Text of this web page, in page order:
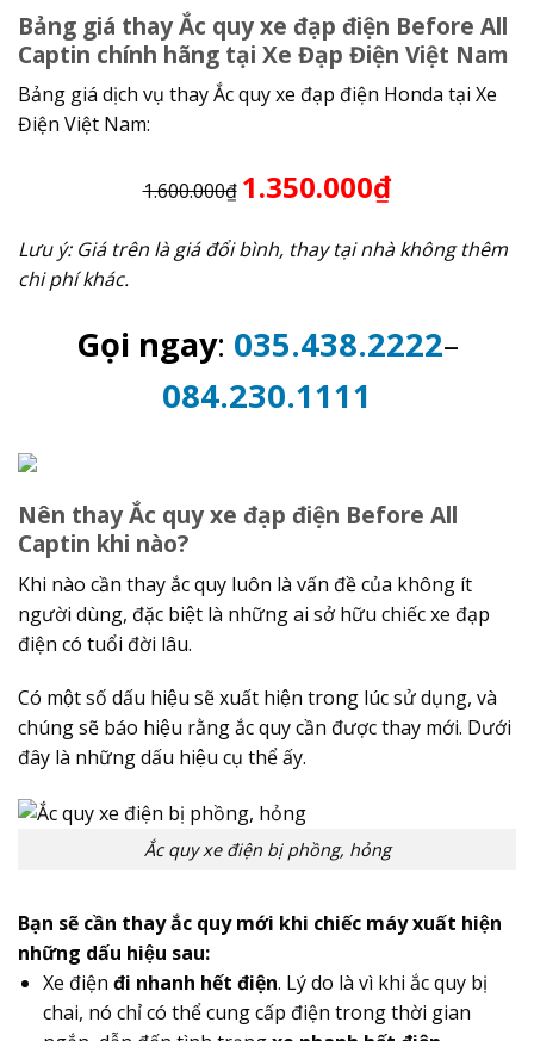
Bảng giá thay Ắc quy xe đạp điện Before All
Captin chính hãng tại Xe Đạp Điện Việt Nam
Bảng giá dịch vụ thay Ắc quy xe đạp điện Honda tại Xe
Điện Việt Nam:
1.600.000₫ 1.350.000₫
Lưu ý: Giá trên là giá đổi bình, thay tại nhà không thêm
chi phí khác.
Gọi ngay: 035.438.2222–
084.230.1111
Nên thay Ắc quy xe đạp điện Before All
Captin khi nào?
Khi nào cần thay ắc quy luôn là vấn đề của không ít
người dùng, đặc biệt là những ai sở hữu chiếc xe đạp
điện có tuổi đời lâu.
Có một số dấu hiệu sẽ xuất hiện trong lúc sử dụng, và
chúng sẽ báo hiệu rằng ắc quy cần được thay mới. Dưới
đây là những dấu hiệu cụ thể ấy.
Ắc quy xe điện bị phồng, hỏng
Bạn sẽ cần thay ắc quy mới khi chiếc máy xuất hiện
những dấu hiệu sau:
Xe điện đi nhanh hết điện. Lý do là vì khi ắc quy bị
chai, nó chỉ có thể cung cấp điện trong thời gian